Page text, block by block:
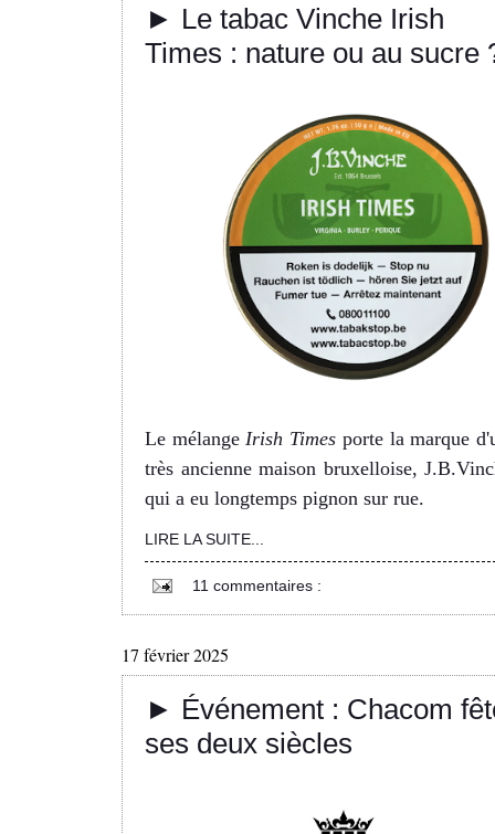
► Le tabac Vinche Irish
Times : nature ou au sucre
Le mélangeIrish Times porte la marque
très ancienne maison bruxelloise,
qui a eu longtemps pignon sur rue.
LIRE LA SUITE...
11 commentaires :
17 février 2025
► Événement : Chacom
ses deux siècles